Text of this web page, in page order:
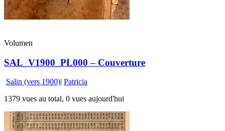
Volumen
SAL_V1900_PL000 – Couverture
Salin (vers 1900)| Patricia
1379 vues au total, 0 vues aujourd'hui